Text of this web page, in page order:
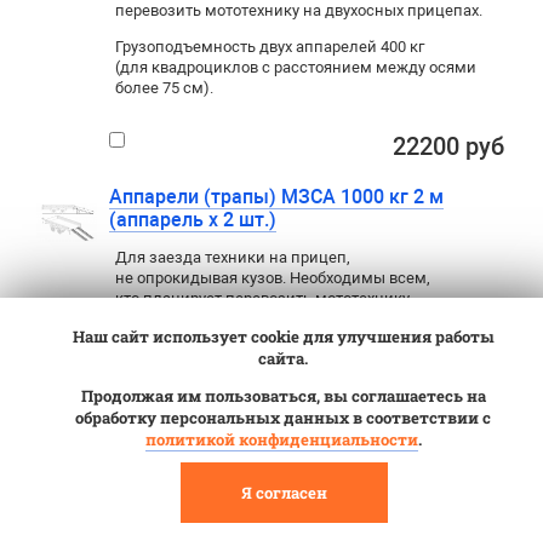
перевозить мототехнику на двухосных прицепах.
Грузоподъемность двух аппарелей 400 кг
(для квадроциклов с расстоянием между осями
более 75 см).
22200 руб
Аппарели (трапы) МЗСА 1000 кг 2 м
(аппарель х 2 шт.)
Для заезда техники на прицеп,
не опрокидывая кузов. Необходимы всем,
кто планирует перевозить мототехнику
Грузоподъемность двух аппарелей 1000
между осями более 120 см).
33200 руб
Задний борт-трап (борт-аппарель)
Наш сайт использует cookie для улучшения работы
сайта.
Продолжая им пользоваться, вы соглашаетесь на
обработку персональных данных в соответствии с
политикой конфиденциальности.
Я согласен